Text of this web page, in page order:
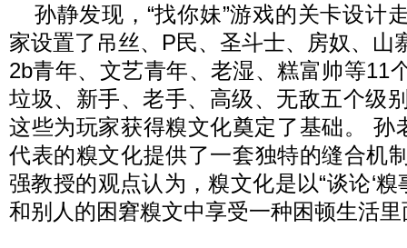
孙静发现，“找你妹”游戏的关卡设计
家设置了吊丝、P民、圣斗士、房奴、山
2b青年、文艺青年、老湿、糕富帅等11
垃圾、新手、老手、高级、无敌五个级
这些为玩家获得糗文化奠定了基础。 孙
代表的糗文化提供了一套独特的缝合机
强教授的观点认为，糗文化是以“谈论‘糗
和别人的困窘糗文中享受一种困顿生活里